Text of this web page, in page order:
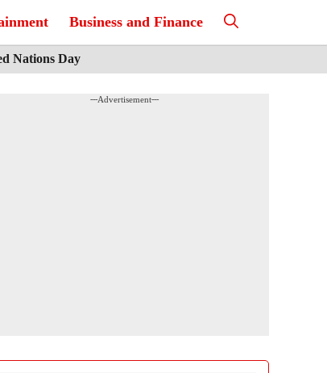
Business and Finance
Nations Day
---Advertisement---